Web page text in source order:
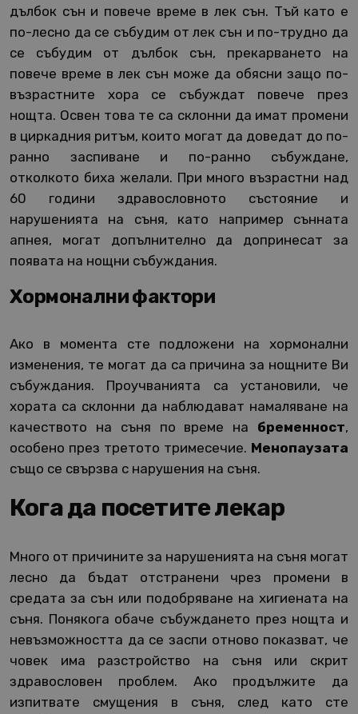
дълбок сън и повече време в лек сън. Тъй като е
по-лесно да се събудим от лек сън и по-трудно да
се събудим от дълбок сън, прекарването на
повече време в лек сън може да обясни защо по-
възрастните хора се събуждат повече през
нощта. Освен това те са склонни да имат промени
в циркадния ритъм, които могат да доведат до по-
ранно заспиване и по-ранно събуждане,
отколкото биха желали. При много възрастни над
60 години здравословното състояние и
нарушенията на съня, като например сънната
апнея, могат допълнително да допринесат за
появата на нощни събуждания.
Хормонални фактори
Ако в момента сте подложени на хормонални
изменения, те могат да са причина за нощните Ви
събуждания. Проучванията са установили, че
хората са склонни да наблюдават намаляване на
качеството на съня по време на бременност,
особено през третото тримесечие. Менопаузата
също се свързва с нарушения на съня.
Кога да посетите лекар
Много от причините за нарушенията на съня могат
лесно да бъдат отстранени чрез промени в
средата за сън или подобряване на хигиената на
съня. Понякога обаче събуждането през нощта и
невъзможността да се заспи отново показват, че
човек има разстройство на съня или скрит
здравословен проблем. Ако продължите да
изпитвате смущения в съня, след като сте